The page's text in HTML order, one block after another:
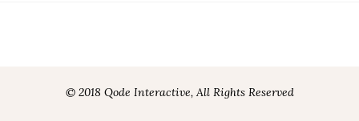
© 2018 Qode Interactive, All Rights Reserved